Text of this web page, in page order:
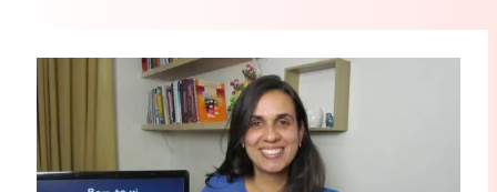
te-
vi”,
nova
atividade